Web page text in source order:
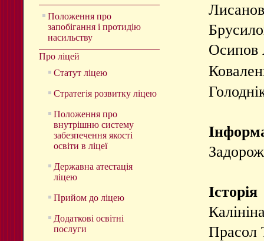
Положення про
запобігання і протидію
насильству
Про ліцей
Статут ліцею
Стратегія розвитку ліцею
Положення про
внутрішню систему
забезпечення якості
освіти в ліцеї
Державна атестація
ліцею
Прийом до ліцею
Додаткові освітні
послуги
Осипов
Історія
Прасол